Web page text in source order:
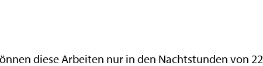
diese Arbeiten nur in den Nachtstunden von 22